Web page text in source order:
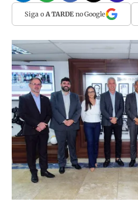
Siga o A TARDEno Google